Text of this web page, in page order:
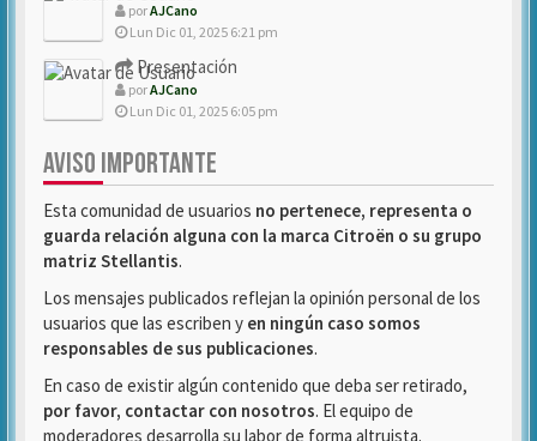
porAJCano
Lun Dic 01, 2025 6:21 pm
Presentación
porAJCano
Lun Dic 01, 2025 6:05 pm
AVISO IMPORTANTE
Esta comunidad de usuarios no pertenece, representa o
guarda relación alguna con la marca Citroën o su grupo
matriz Stellantis.
Los mensajes publicados reflejan la opinión personal de los
usuarios que las escriben y en ningún caso somos
responsables de sus publicaciones.
En caso de existir algún contenido que deba ser retirado,
por favor, contactar con nosotros. El equipo de
moderadores desarrolla su labor de forma altruista.